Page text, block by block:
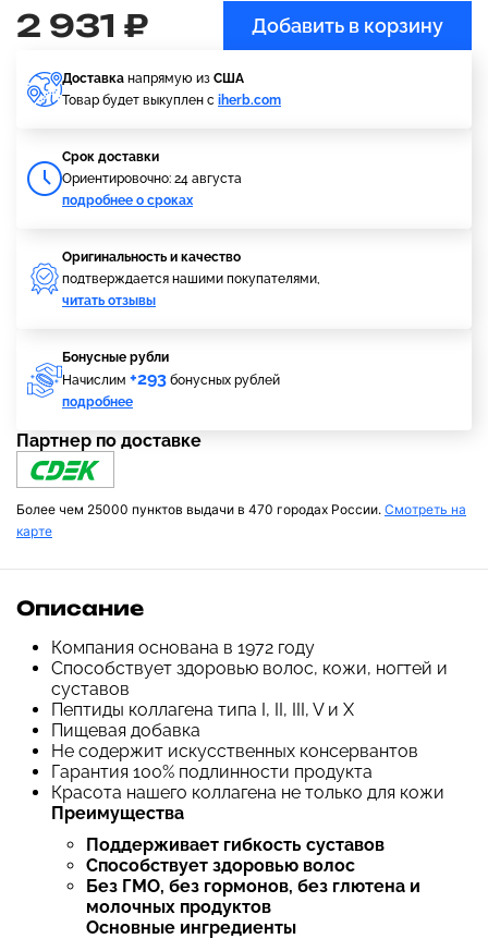
2 931 ₽ Добавить в корзину
Доставка напрямую из США
Товар будет выкуплен с iherb.com
Cрок доставки
Ориентировочно: 24 августа
подробнее о сроках
Оригинальность и качество
подтверждается нашими покупателями,
читать отзывы
Бонусные рубли
Начислим +293 бонусных рублей
подробнее
Партнер по доставке
Более чем 25000 пунктов выдачи в 470 городах России. Смотреть на
карте
Описание
Компания основана в 1972 году
Способствует здоровью волос, кожи, ногтей и
суставов
Пептиды коллагена типа I, II, III, V и X
Пищевая добавка
Не содержит искусственных консервантов
Гарантия 100% подлинности продукта
Красота нашего коллагена не только для кожи
Преимущества
Поддерживает гибкость суставов
Способствует здоровью волос
Без ГМО, без гормонов, без глютена и
молочных продуктов
Основные ингредиенты